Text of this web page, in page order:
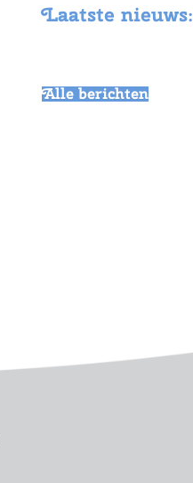
website
Laatste nieuws:
Alle berichten